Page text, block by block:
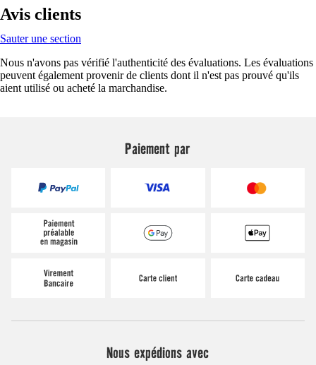
Avis clients
Sauter une section
Nous n'avons pas vérifié l'authenticité des évaluations. Les évaluations
peuvent également provenir de clients dont il n'est pas prouvé qu'ils
aient utilisé ou acheté la marchandise.
Paiement par
Nous expédions avec